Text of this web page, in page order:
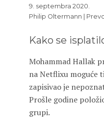
9. septembra 2020.
Philip Oltermann |
Kako se
Mohammad Hallak
na Netflixu moguće
zapisivao je
Prošle godine
grupi.